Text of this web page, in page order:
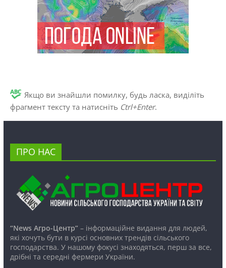
Якщо ви знайшли помилку, будь ласка, виділіть
фрагмент тексту та натисніть Ctrl+Enter.
ПРО НАС
“News Агро-Центр”– інформаційне видання для людей,
які хочуть бути в курсі основних трендів сільського
господарства. У нашому фокусі знаходяться, перш за все,
дрібні та середні фермери України.